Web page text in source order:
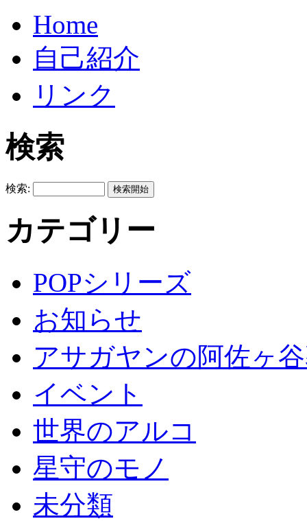
Home
自己紹介
リンク
検索
検索:
カテゴリー
POPシリーズ
お知らせ
アサガヤンの阿佐ヶ
イベント
世界のアルコ
星守のモノ
未分類